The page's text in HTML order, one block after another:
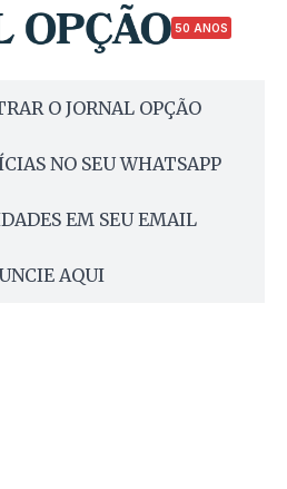
50 ANOS
O JORNAL OPÇÃO
NO SEU WHATSAPP
EM SEU EMAIL
AQUI